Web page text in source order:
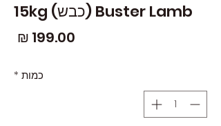
Buster Lamb (כבש) 15kg
כמות *